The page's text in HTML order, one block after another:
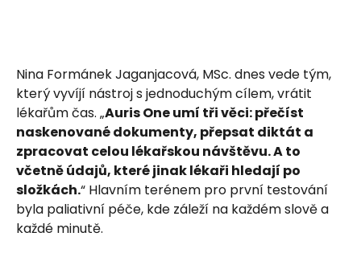
Nina Formánek Jaganjacová, MSc. dnes vede tým,
který vyvíjí nástroj s jednoduchým cílem, vrátit
lékařům čas. „Auris One umí tři věci: přečíst
naskenované dokumenty, přepsat diktát a
zpracovat celou lékařskou návštěvu. A to
včetně údajů, které jinak lékaři hledají po
složkách.“ Hlavním terénem pro první testování
byla paliativní péče, kde záleží na každém slově a
každé minutě.